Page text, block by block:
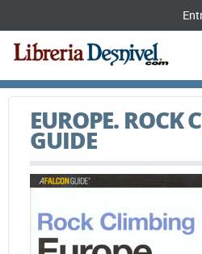
EUROPE. ROCK
GUIDE